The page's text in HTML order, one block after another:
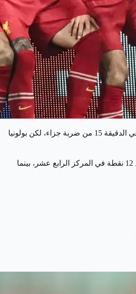
في المباراة بهدف مبكر سجله سيرهو جيراسي في الدقيقة 15 من ضربة جزاء، لكن بولونيا
في الدقيقة 71، سجل بولونيا هدف التعادل عبر تيس دالينغا، ثم أضاف الهدف الثاني في الدقيقة 72 بواسطة سامويل إلينغ جونيور، بهذه النتيجة، تجمد رصيد دورتموند عند 12 نقطة في المركز الرابع عشر، بينما